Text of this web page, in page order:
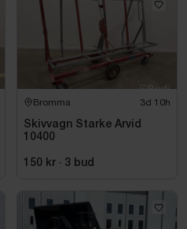
Bromma 3d 10h
Skivvagn Starke Arvid
10400
150 kr · 3 bud